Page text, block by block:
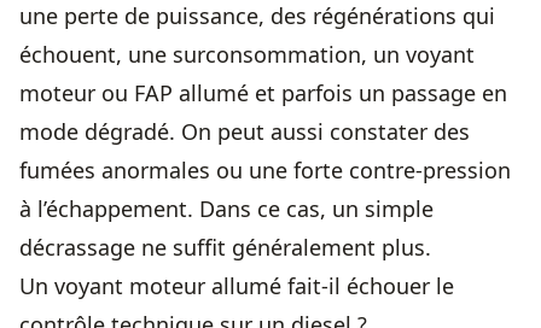
une perte de puissance, des régénérations qui
échouent, une surconsommation, un voyant
moteur ou FAP allumé et parfois un passage en
mode dégradé. On peut aussi constater des
fumées anormales ou une forte contre-pression
à l’échappement. Dans ce cas, un simple
décrassage ne suffit généralement plus.
Un voyant moteur allumé fait-il échouer le